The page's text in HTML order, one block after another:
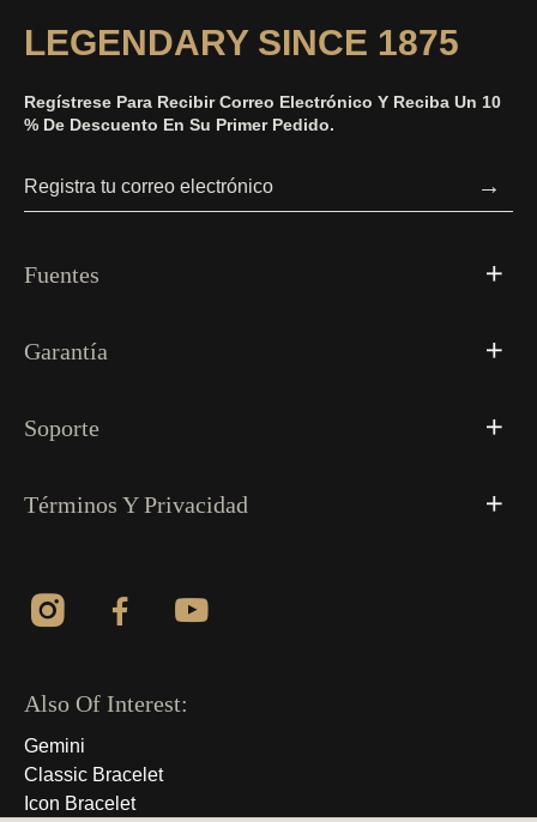
LEGENDARY SINCE 1875
Regístrese Para Recibir Correo Electrónico Y Reciba Un 10
% De Descuento En Su Primer Pedido.
→
Fuentes
Garantía
Soporte
Términos Y Privacidad
Also Of Interest:
Gemini
Classic Bracelet
Icon Bracelet